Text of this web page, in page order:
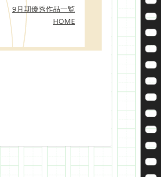
9月期優秀作品一覧
HOME